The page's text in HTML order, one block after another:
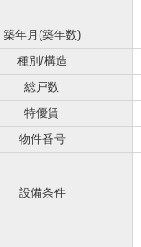
築年月(築年数)
種別/構造
総戸数
特優賃
物件番号
設備条件